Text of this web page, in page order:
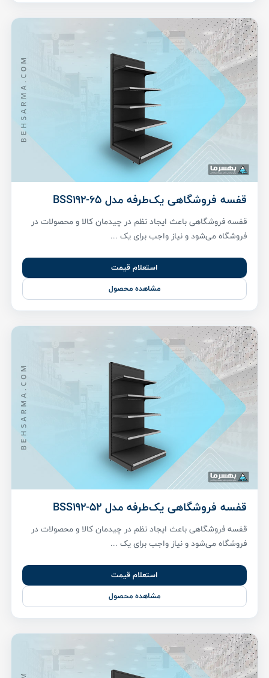
قفسه فروشگاهی یک‌طرفه مدل BSS192-65
قفسه فروشگاهی باعث ایجاد نظم در چیدمان کالا و محصولات در
فروشگاه می‌شود و نیاز واجب برای یک ...
استعلام قیمت
مشاهده محصول
قفسه فروشگاهی یک‌طرفه مدل BSS192-52
قفسه فروشگاهی باعث ایجاد نظم در چیدمان کالا و محصولات در
فروشگاه می‌شود و نیاز واجب برای یک ...
استعلام قیمت
مشاهده محصول